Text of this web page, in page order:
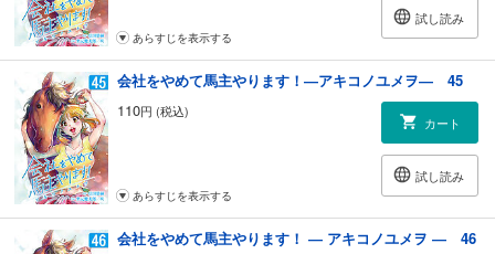
試し読み
あらすじを表示する
会社をやめて馬主やります！―アキコノユメヲ― 45
110円 (税込)
カート
試し読み
あらすじを表示する
会社をやめて馬主やります！ ― アキコノユメヲ ― 46